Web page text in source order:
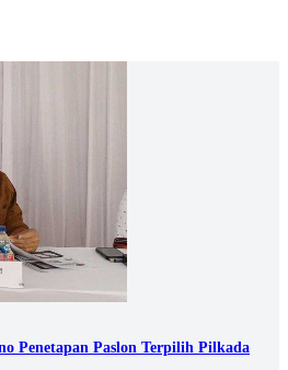
Penetapan Paslon Terpilih Pilkada